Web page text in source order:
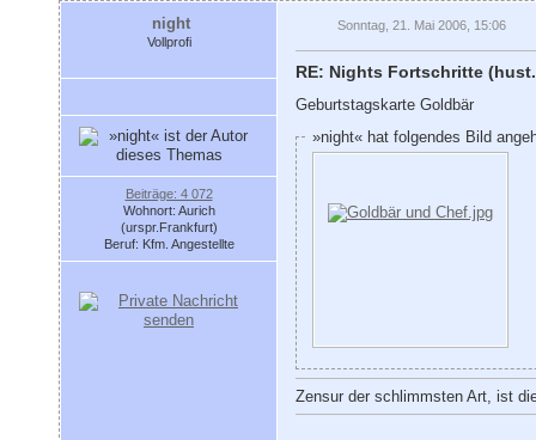
night
Vollprofi
Beiträge: 4 072
Wohnort: Aurich
(urspr.Frankfurt)
Beruf: Kfm. Angestellte
Sonntag, 21. Mai 2006, 15:06
RE: Nights Fortschritte
Geburtstagskarte Goldbär
»night« hat folgendes Bild
Zensur der schlimmsten Art, ist